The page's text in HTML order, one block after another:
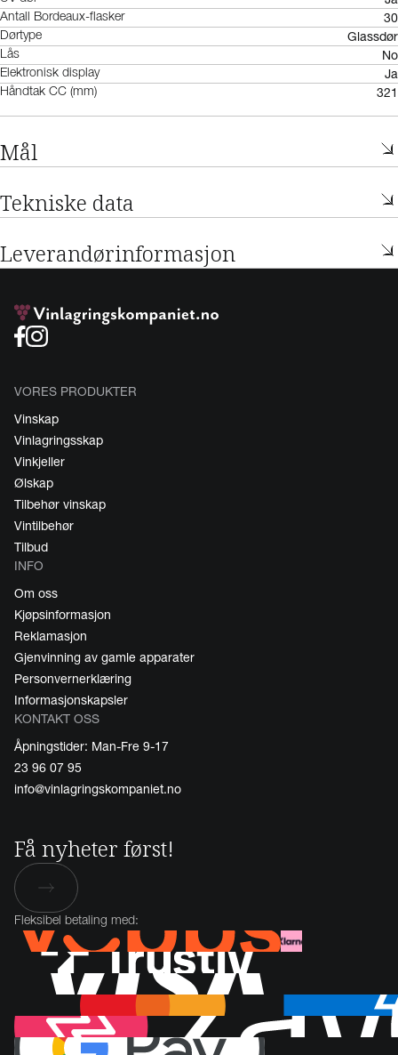
Antall Bordeaux-flasker 30
Dørtype Glassdør
Lås No
Elektronisk display Ja
Håndtak CC (mm) 321
Mål
Tekniske data
Leverandørinformasjon
VORES PRODUKTER
Vinskap
Vinlagringsskap
Vinkjeller
Ølskap
Tilbehør vinskap
Vintilbehør
Tilbud
INFO
Om oss
Kjøpsinformasjon
Reklamasjon
Gjenvinning av gamle apparater
Personvernerklæring
Informasjonskapsler
KONTAKT OSS
Åpningstider: Man-Fre 9-17
23 96 07 95
info@vinlagringskompaniet.no
Få nyheter først!
Fleksibel betaling med: